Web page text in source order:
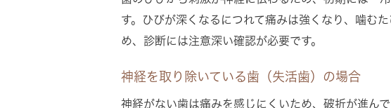
す。ひびが深くなるにつれて痛みは強くなり、噛む
め、診断には注意深い確認が必要です。
神経を取り除いている歯（失活歯）の場合
神経がない歯は痛みを感じにくいため、破折が進ん